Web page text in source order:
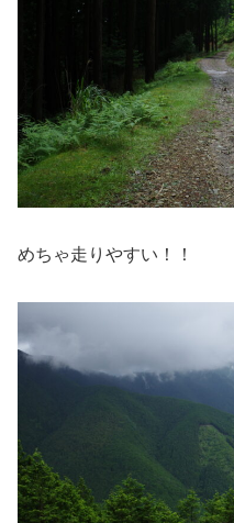
めちゃ走りやすい！！